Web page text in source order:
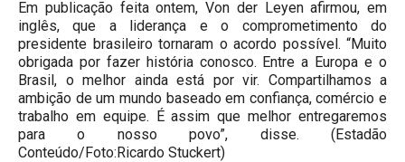
Em publicação feita ontem, Von der Leyen afirmou, em
inglês, que a liderança e o comprometimento do
presidente brasileiro tornaram o acordo possível. “Muito
obrigada por fazer história conosco. Entre a Europa e o
Brasil, o melhor ainda está por vir. Compartilhamos a
ambição de um mundo baseado em confiança, comércio e
trabalho em equipe. É assim que melhor entregaremos
para o nosso povo”, disse. (Estadão
Conteúdo/Foto:Ricardo Stuckert)